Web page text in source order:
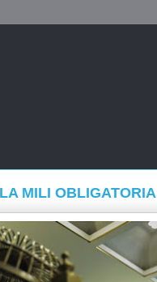
MILI OBLIGATORIA